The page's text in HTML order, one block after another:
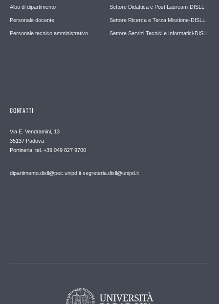
Albo di dipartimento
Personale docente
Personale tecnico amministrativo
Settore Didattica e Post Lauream-DISLL
Settore Ricerca e Terza Missione-DISLL
Settore Servizi Tecnici e Informatici-DISLL
CONTATTI
Via E. Vendramini, 13
35137 Padova
Portineria: tel. +39 049 827 9700
dipartimento.disll@pec.unipd.it segreteria.disll@unipd.it